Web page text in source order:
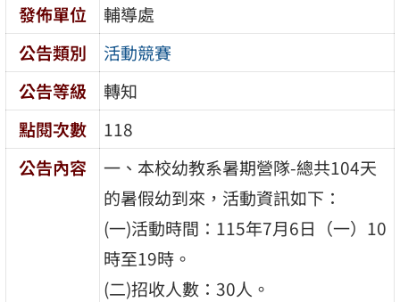
發佈單位
輔導處
公告類別
活動競賽
公告等級
轉知
點閱次數
118
公告內容
一、本校幼教系暑期營隊-總共104天
的暑假幼到來，活動資訊如下：
(一)活動時間：115年7月6日（一）10
時至19時。
(二)招收人數：30人。